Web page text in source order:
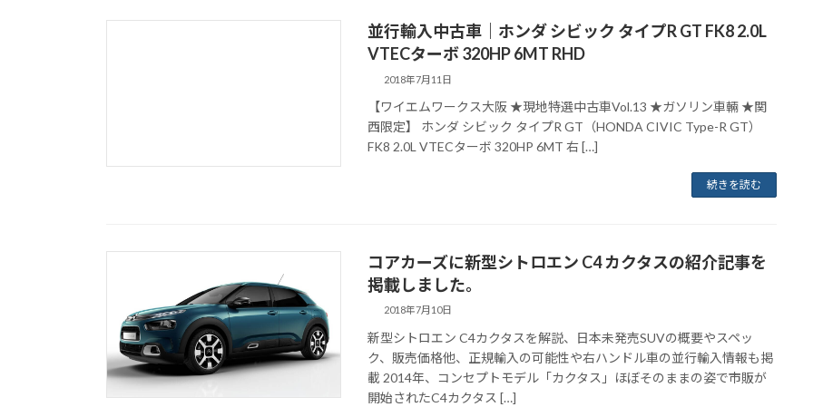
並行輸入中古車｜ホンダ シビック タイプR GT FK8 2.0L
VTECターボ 320HP 6MT RHD
2018年7月11日
【ワイエムワークス大阪 ★現地特選中古車Vol.13 ★ガソリン車輛 ★関
西限定】 ホンダ シビック タイプR GT（HONDA CIVIC Type-R GT）
FK8 2.0L VTECターボ 320HP 6MT 右 […]
続きを読む
コアカーズに新型シトロエン C4 カクタスの紹介記事を
掲載しました。
2018年7月10日
新型シトロエン C4カクタスを解説、日本未発売SUVの概要やスペッ
ク、販売価格他、正規輸入の可能性や右ハンドル車の並行輸入情報も掲
載 2014年、コンセプトモデル「カクタス」ほぼそのままの姿で市販が
開始されたC4カクタス […]